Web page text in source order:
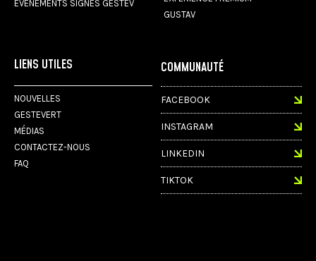
ÉVÉNEMENTS SIGNÉS GESTEV
GUSTAV
LIENS UTILES
NOUVELLES
GESTEVERT
MÉDIAS
CONTACTEZ-NOUS
FAQ
COMMUNAUTÉ
FACEBOOK
INSTAGRAM
LINKEDIN
TIKTOK